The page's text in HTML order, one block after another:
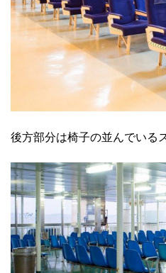
後方部分は椅子の並んでいる